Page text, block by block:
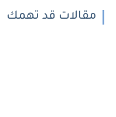
مقالات قد تهمك